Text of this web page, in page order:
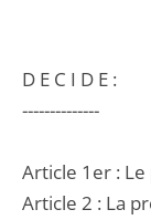
D E C I D E :
--------------
Article 1er :
Article 2 : La